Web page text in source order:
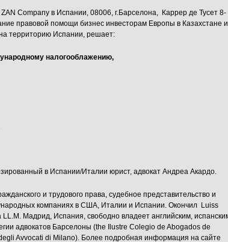
Company в Испании, 08006, г.Барселона, Каррер де Тусет 8-
правовой помощи бизнес инвесторам Европы в Казахстане и
территорию Испании, решает:
налогооблажению,
в Испании/Италии юрист, адвокат Андреа Акардо.
и трудового права, судебное представительство и
компаниях в США, Италии и Испании. Окончил Luiss
Мадрид, Испания, свободно владеет английским,
адвокатов Барселоны (the Ilustre Colegio de Abogados de
Avvocati di Milano). Более подробная информация на сайте